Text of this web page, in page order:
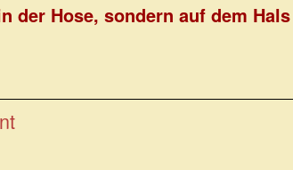
der Hose, sondern auf dem Hals